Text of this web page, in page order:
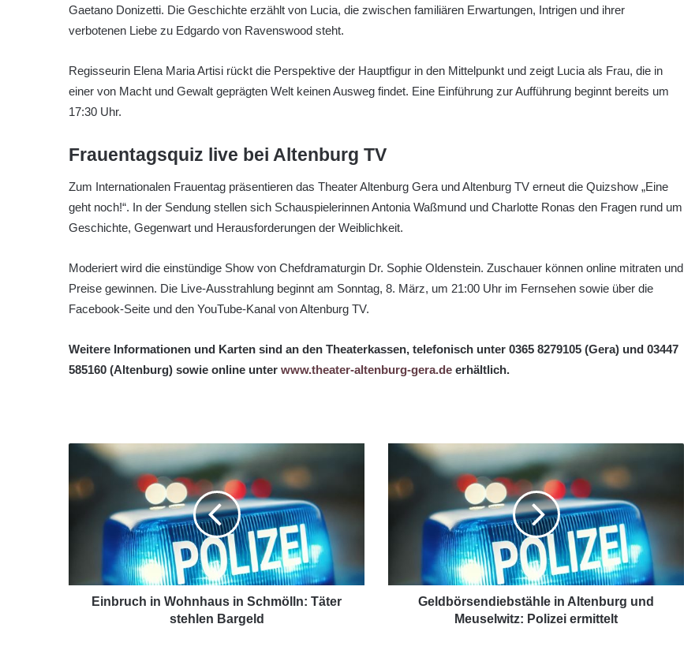
Gaetano Donizetti. Die Geschichte erzählt von Lucia, die zwischen familiären Erwartungen, Intrigen und ihrer
verbotenen Liebe zu Edgardo von Ravenswood steht.
Regisseurin Elena Maria Artisi rückt die Perspektive der Hauptfigur in den Mittelpunkt und zeigt Lucia als Frau, die in
einer von Macht und Gewalt geprägten Welt keinen Ausweg findet. Eine Einführung zur Aufführung beginnt bereits um
17:30 Uhr.
Frauentagsquiz live bei Altenburg TV
Zum Internationalen Frauentag präsentieren das Theater Altenburg Gera und Altenburg TV erneut die Quizshow „Eine
geht noch!“. In der Sendung stellen sich Schauspielerinnen Antonia Waßmund und Charlotte Ronas den Fragen rund um
Geschichte, Gegenwart und Herausforderungen der Weiblichkeit.
Moderiert wird die einstündige Show von Chefdramaturgin Dr. Sophie Oldenstein. Zuschauer können online mitraten und
Preise gewinnen. Die Live-Ausstrahlung beginnt am Sonntag, 8. März, um 21:00 Uhr im Fernsehen sowie über die
Facebook-Seite und den YouTube-Kanal von Altenburg TV.
Weitere Informationen und Karten sind an den Theaterkassen, telefonisch unter 0365 8279105 (Gera) und 03447
585160 (Altenburg) sowie online unter www.theater-altenburg-gera.de erhältlich.
Einbruch in Wohnhaus in Schmölln: Täter
stehlen Bargeld
Geldbörsendiebstähle in Altenburg und
Meuselwitz: Polizei ermittelt